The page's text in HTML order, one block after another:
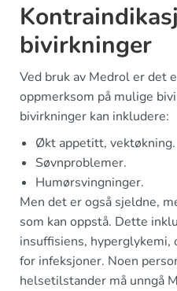
bivirkninger
Ved bruk av Medrol er det
oppmerksom på mulige
bivirkninger kan inkludere:
Økt appetitt, vektøkning.
Søvnproblemer.
Humørsvingninger.
Men det er også sjeldne,
som kan oppstå. Dette
insuffisiens,
for infeksjoner. Noen
helsetilstander må unngå